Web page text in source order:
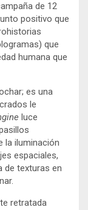
de 12
positivo que
que
humana que
es una
le
luce
la iluminación
espaciales,
de texturas en
retratada